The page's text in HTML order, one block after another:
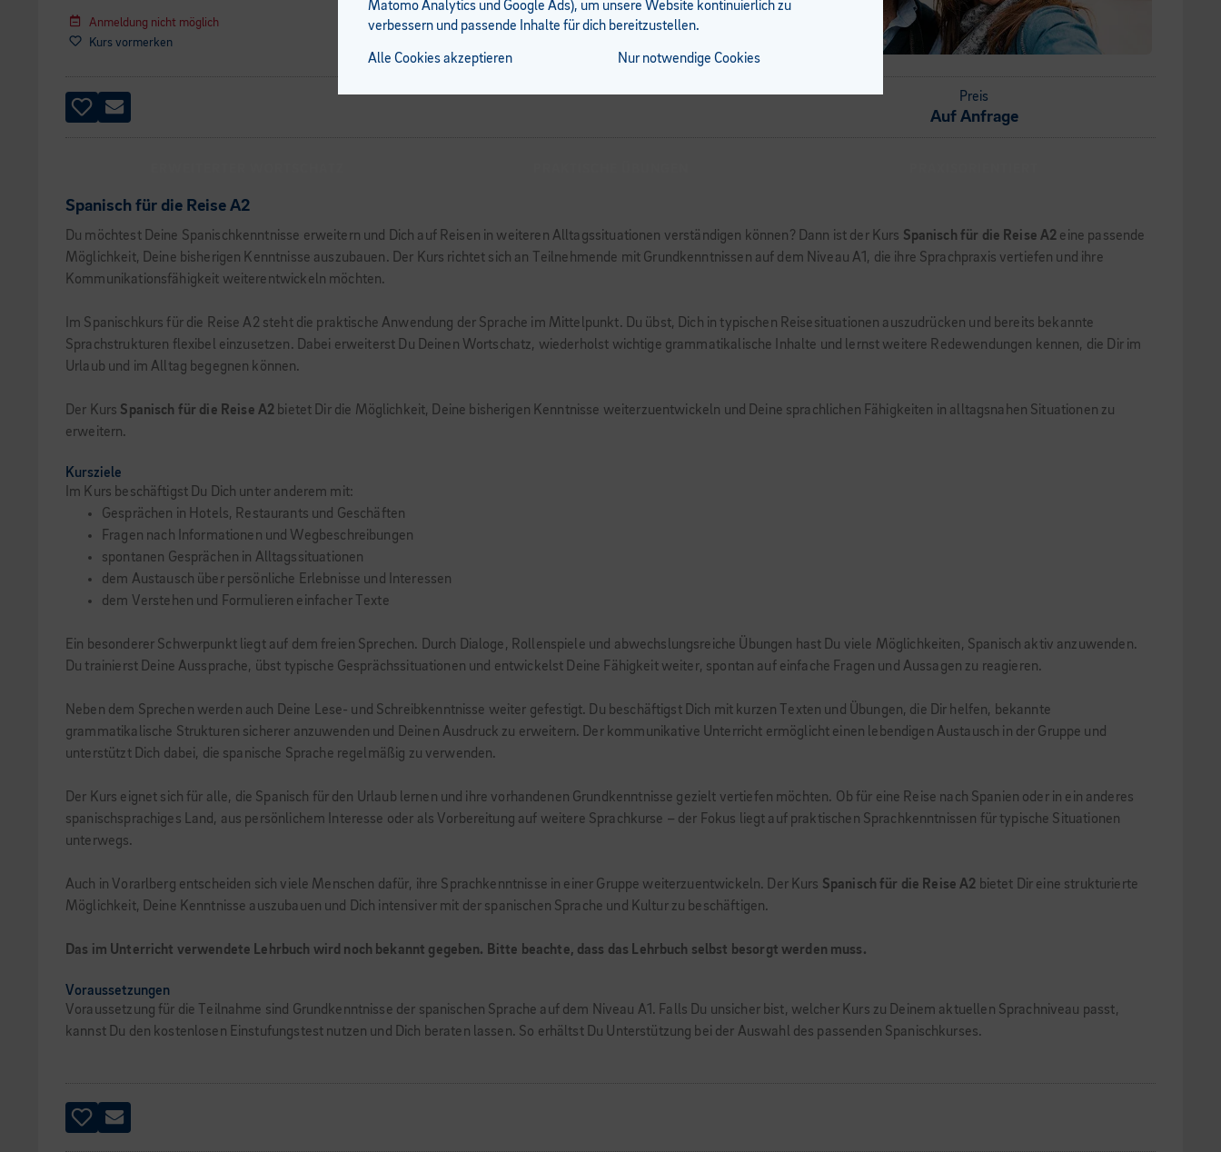
Anmeldung nicht möglich
Kurs vormerken
Preis
Auf Anfrage
Spanisch für die Reise A2
Du möchtest Deine Spanischkenntnisse erweitern und Dich auf Reisen in weiteren Alltagssituationen verständigen können? Dann ist der Kurs Spanisch für die Reise A2 eine passende
Möglichkeit, Deine bisherigen Kenntnisse auszubauen. Der Kurs richtet sich an Teilnehmende mit Grundkenntnissen auf dem Niveau A1, die ihre Sprachpraxis vertiefen und ihre
Kommunikationsfähigkeit weiterentwickeln möchten.
Im Spanischkurs für die Reise A2 steht die praktische Anwendung der Sprache im Mittelpunkt. Du übst, Dich in typischen Reisesituationen auszudrücken und bereits bekannte
Sprachstrukturen flexibel einzusetzen. Dabei erweiterst Du Deinen Wortschatz, wiederholst wichtige grammatikalische Inhalte und lernst weitere Redewendungen kennen, die Dir im
Urlaub und im Alltag begegnen können.
Der Kurs Spanisch für die Reise A2 bietet Dir die Möglichkeit, Deine bisherigen Kenntnisse weiterzuentwickeln und Deine sprachlichen Fähigkeiten in alltagsnahen Situationen zu
erweitern.
Kursziele
Im Kurs beschäftigst Du Dich unter anderem mit:
Gesprächen in Hotels, Restaurants und Geschäften
Fragen nach Informationen und Wegbeschreibungen
spontanen Gesprächen in Alltagssituationen
dem Austausch über persönliche Erlebnisse und Interessen
dem Verstehen und Formulieren einfacher Texte
Ein besonderer Schwerpunkt liegt auf dem freien Sprechen. Durch Dialoge, Rollenspiele und abwechslungsreiche Übungen hast Du viele Möglichkeiten, Spanisch aktiv anzuwenden.
Du trainierst Deine Aussprache, übst typische Gesprächssituationen und entwickelst Deine Fähigkeit weiter, spontan auf einfache Fragen und Aussagen zu reagieren.
Neben dem Sprechen werden auch Deine Lese- und Schreibkenntnisse weiter gefestigt. Du beschäftigst Dich mit kurzen Texten und Übungen, die Dir helfen, bekannte
grammatikalische Strukturen sicherer anzuwenden und Deinen Ausdruck zu erweitern. Der kommunikative Unterricht ermöglicht einen lebendigen Austausch in der Gruppe und
unterstützt Dich dabei, die spanische Sprache regelmäßig zu verwenden.
Der Kurs eignet sich für alle, die Spanisch für den Urlaub lernen und ihre vorhandenen Grundkenntnisse gezielt vertiefen möchten. Ob für eine Reise nach Spanien oder in ein anderes
spanischsprachiges Land, aus persönlichem Interesse oder als Vorbereitung auf weitere Sprachkurse – der Fokus liegt auf praktischen Sprachkenntnissen für typische Situationen
unterwegs.
Auch in Vorarlberg entscheiden sich viele Menschen dafür, ihre Sprachkenntnisse in einer Gruppe weiterzuentwickeln. Der Kurs Spanisch für die Reise A2 bietet Dir eine strukturierte
Möglichkeit, Deine Kenntnisse auszubauen und Dich intensiver mit der spanischen Sprache und Kultur zu beschäftigen.
Das im Unterricht verwendete Lehrbuch wird noch bekannt gegeben. Bitte beachte, dass das Lehrbuch selbst besorgt werden muss.
Voraussetzungen
Voraussetzung für die Teilnahme sind Grundkenntnisse der spanischen Sprache auf dem Niveau A1. Falls Du unsicher bist, welcher Kurs zu Deinem aktuellen Sprachniveau passt,
kannst Du den kostenlosen Einstufungstest nutzen und Dich beraten lassen. So erhältst Du Unterstützung bei der Auswahl des passenden Spanischkurses.
Matomo Analytics und Google Ads), um unsere Website kontinuierlich zu
verbessern und passende Inhalte für dich bereitzustellen.
Alle Cookies akzeptieren Nur notwendige Cookies